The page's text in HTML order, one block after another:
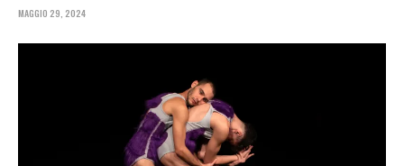
MAGGIO 29, 2024